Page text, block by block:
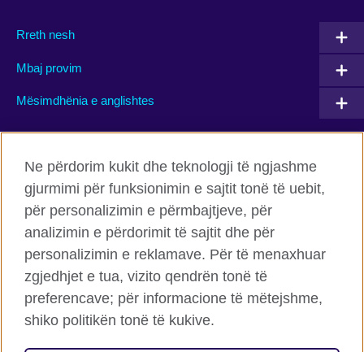
Rreth nesh
Mbaj provim
Mësimdhënia e anglishtes
Facebook Twitter
Flickr TikTok
Këshilli Britanik Globalisht
Privatësia dhe termet
Ne përdorim kukit dhe teknologji të ngjashme
gjurmimi për funksionimin e sajtit tonë të uebit,
për personalizimin e përmbajtjeve, për
analizimin e përdorimit të sajtit dhe për
personalizimin e reklamave. Për të menaxhuar
zgjedhjet e tua, vizito qendrën tonë të
preferencave; për informacione të mëtejshme,
shiko politikën tonë të kukive.